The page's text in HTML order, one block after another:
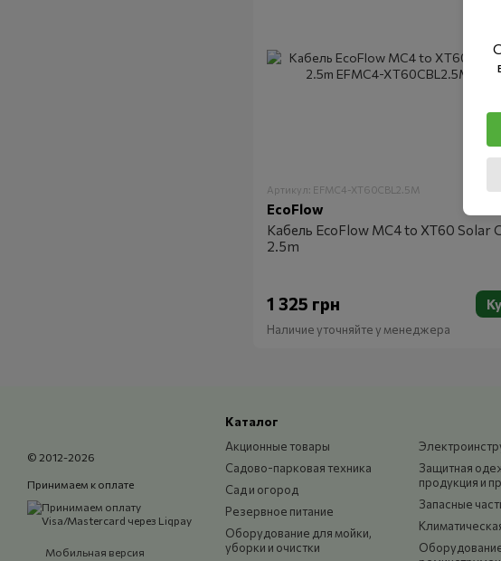
Артикул: EFMC4-XT60CBL2.5M
EcoFlow
Кабель EcoFlow MC4 to XT60 Solar
2.5m
1 325 грн
Наличие уточняйте у менеджера
© 2012-2026
Принимаем к оплате
Мобильная версия
Каталог
Акционные товары
Садово-парковая техника
Сад и огород
Резервное питание
Оборудование для мойки,
уборки и очистки
Защитная
продукция и
Запасные